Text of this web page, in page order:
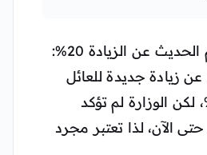
وكانت في وقت تم الحديث عن الزيادة 20%:
زيادة جديدة للعائل
بنسبة 20%، لكن الوزارة لم تؤكد
الآن، لذا تعتبر مجرد